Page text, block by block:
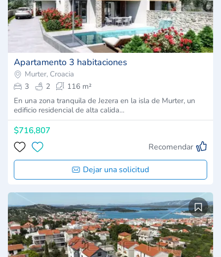
Apartamento 3 habitaciones
Murter, Croacia
3
2
116 m²
En una zona tranquila de Jezera en la isla de Murter, un
edificio residencial de alta calida…
$716,807
Recomendar
Dejar una solicitud